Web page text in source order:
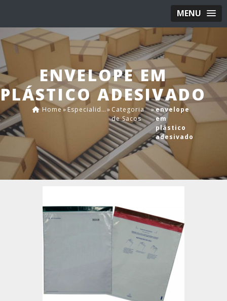
MENU
ENVELOPE EM
PLÁSTICO ADESIVADO
Home» Especialidades » Categoria
de Sacos
»envelope
em
plástico
adesivado